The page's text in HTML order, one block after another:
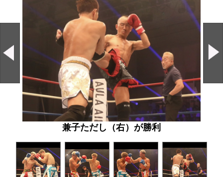
兼子ただし（右）が勝利